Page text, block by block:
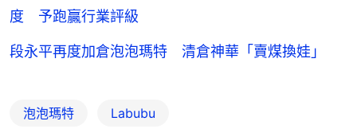
度 予跑贏行業評級
段永平再度加倉泡泡瑪特 清倉神華「賣煤換娃」
泡泡瑪特 Labubu